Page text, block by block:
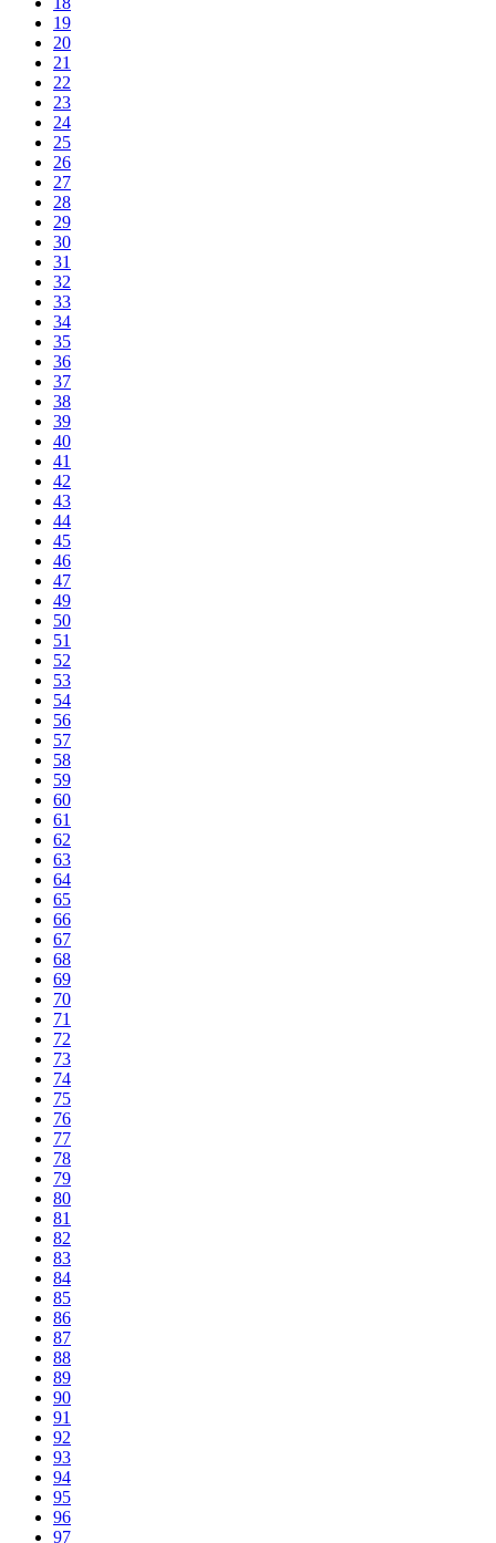
19
20
21
22
23
24
25
26
27
28
29
30
31
32
33
34
35
36
37
38
39
40
41
42
43
44
45
46
47
49
50
51
52
53
54
56
57
58
59
60
61
62
63
64
65
66
67
68
69
70
71
72
73
74
75
76
77
78
79
80
81
82
83
84
85
86
87
88
89
90
91
92
93
94
95
96
97